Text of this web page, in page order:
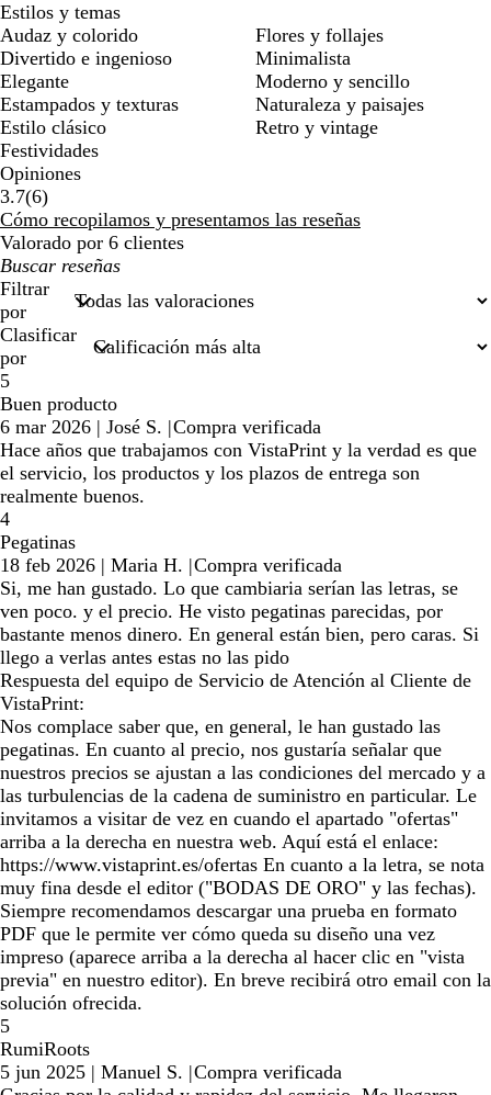
Estilos y temas
Audaz y colorido
Divertido e ingenioso
Elegante
Estampados y texturas
Estilo clásico
Festividades
Flores y follajes
Minimalista
Moderno y sencillo
Naturaleza y paisajes
Retro y vintage
Opiniones
3.7(66
reseñas
)
Cómo recopilamos y presentamos las reseñas
Valorado por 6 clientes
Mis
búsquedas
Filtrar
por
Clasificar
por
5
Buen producto
6 mar 2026 | José S. |Compra verificada
Hace años que trabajamos con VistaPrint y la verdad es que
el servicio, los productos y los plazos de entrega son
realmente buenos.
4
Pegatinas
18 feb 2026 | Maria H. |Compra verificada
Si, me han gustado. Lo que cambiaria serían las letras, se
ven poco. y el precio. He visto pegatinas parecidas, por
bastante menos dinero. En general están bien, pero caras. Si
llego a verlas antes estas no las pido
Respuesta del equipo de Servicio de Atención al Cliente de
VistaPrint:
Nos complace saber que, en general, le han gustado las
pegatinas. En cuanto al precio, nos gustaría señalar que
nuestros precios se ajustan a las condiciones del mercado y a
las turbulencias de la cadena de suministro en particular. Le
invitamos a visitar de vez en cuando el apartado "ofertas"
arriba a la derecha en nuestra web. Aquí está el enlace:
https://www.vistaprint.es/ofertas En cuanto a la letra, se nota
muy fina desde el editor ("BODAS DE ORO" y las fechas).
Siempre recomendamos descargar una prueba en formato
PDF que le permite ver cómo queda su diseño una vez
impreso (aparece arriba a la derecha al hacer clic en "vista
previa" en nuestro editor). En breve recibirá otro email con la
solución ofrecida.
5
RumiRoots
5 jun 2025 | Manuel S. |Compra verificada